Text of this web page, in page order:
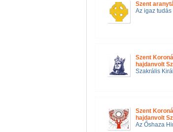
Szent
Az igaz
Szent
hajdanvolt
Szakrális
Szent
hajdanvolt
Az Őshaza